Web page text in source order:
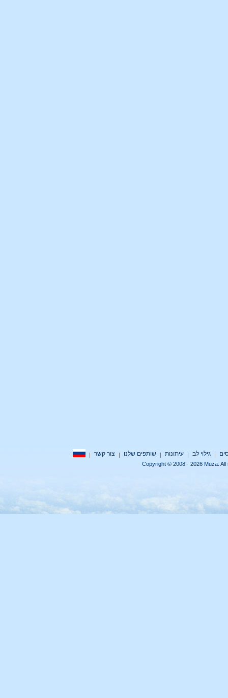
| גילוי לב עיתונות | שותפים שלנו | צור קשר
|
Copyright © 2008 - 2026